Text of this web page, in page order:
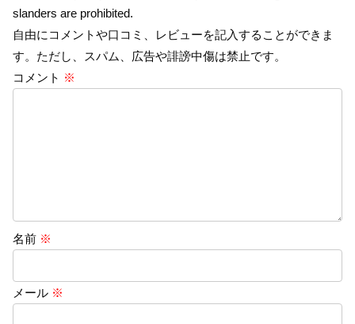
slanders are prohibited.
自由にコメントや口コミ、レビューを記入することができま
す。ただし、スパム、広告や誹謗中傷は禁止です。
コメント ※
名前 ※
メール ※